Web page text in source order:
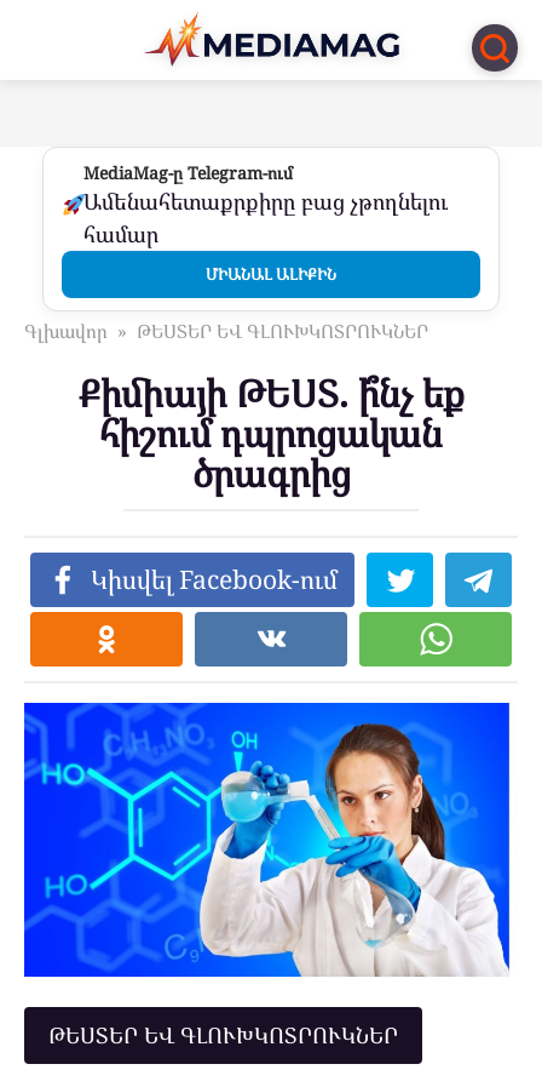
Перейти
контенту
MediaMag-ը Telegram-ում
Ամենահետաքրքիրը բաց չթողնելու
համար
ՄԻԱՆԱԼ ԱԼԻՔԻՆ
Գլխավոր » ԹԵՍՏԵՐ ԵՎ ԳԼՈՒԽԿՈՏՐՈՒԿՆԵՐ
Քիմիայի ԹԵՍՏ. ի՞նչ եք
հիշում դպրոցական
ծրագրից
Կիսվել Facebook-ում
ԹԵՍՏԵՐ ԵՎ ԳԼՈՒԽԿՈՏՐՈՒԿՆԵՐ